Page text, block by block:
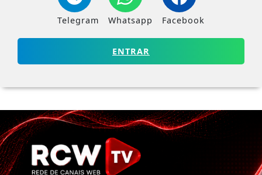
Telegram Whatsapp Facebook
ENTRAR